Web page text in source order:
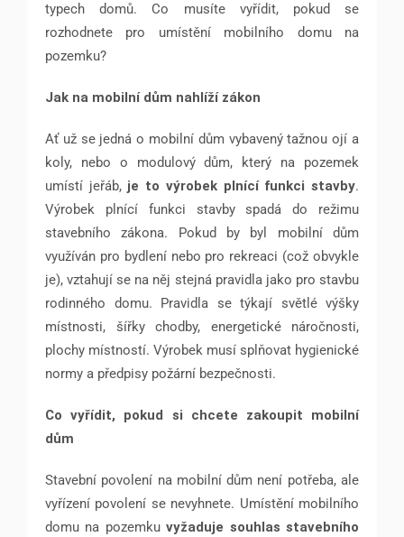
typech domů. Co musíte vyřídit, pokud se
rozhodnete pro umístění mobilního domu na
pozemku?
Jak na mobilní dům nahlíží zákon
Ať už se jedná o mobilní dům vybavený tažnou ojí a
koly, nebo o modulový dům, který na pozemek
umístí jeřáb, je to výrobek plnící funkci stavby.
Výrobek plnící funkci stavby spadá do režimu
stavebního zákona. Pokud by byl mobilní dům
využíván pro bydlení nebo pro rekreaci (což obvykle
je), vztahují se na něj stejná pravidla jako pro stavbu
rodinného domu. Pravidla se týkají světlé výšky
místnosti, šířky chodby, energetické náročnosti,
plochy místností. Výrobek musí splňovat hygienické
normy a předpisy požární bezpečnosti.
Co vyřídit, pokud si chcete zakoupit mobilní
dům
Stavební povolení na mobilní dům není potřeba, ale
vyřízení povolení se nevyhnete. Umístění mobilního
domu na pozemkuvyžaduje souhlas stavebního